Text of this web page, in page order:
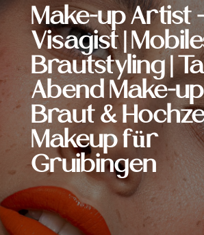
Make-up Artist -
Visagist |
Brautstyling |
Abend Make-up
Braut &
Makeup für
Gruibingen